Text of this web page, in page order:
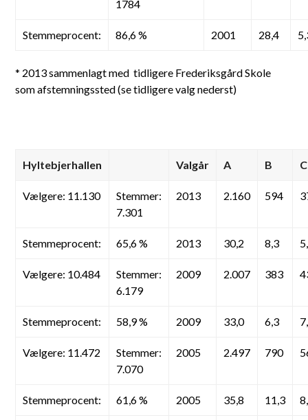
1784
Stemmeprocent: 86,6 % 2001 28,4
* 2013 sammenlagt med tidligere Frederiksgård Skole
som afstemningssted (se tidligere valg nederst)
Hyltebjerhallen Valgår A B C
Vælgere: 11.130
Stemmer:
7.301
2013 2.160 594
Stemmeprocent: 65,6 % 2013 30,2 8,3
Vælgere: 10.484
Stemmer:
6.179
2009 2.007 383
Stemmeprocent: 58,9 % 2009 33,0 6,3
Vælgere: 11.472
Stemmer:
7.070
2005 2.497 790
Stemmeprocent: 61,6 % 2005 35,8 11,3